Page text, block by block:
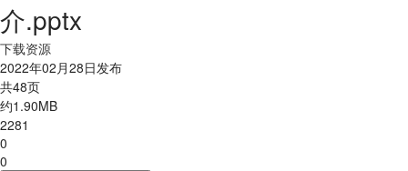
介.pptx
下载资源
2022年02月28日发布
共48页
约1.90MB
2281
0
0